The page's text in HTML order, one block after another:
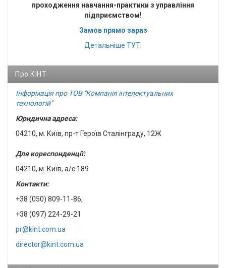
проходження навчання-практики з управління
підприємством!
Замов прямо зараз
Детальніше ТУТ
Про КІНТ
Інформація про ТОВ "Компанія інтелектуальних
технологій"
Юридична адреса:
04210, м. Київ, пр-т Героїв Сталінграду, 12Ж
Для кореспонденції:
04210, м. Київ, а/с 189
Контакти:
+38 (050) 809-11-86,
+38 (097) 224-29-21
pr@kint.com.ua
director@kint.com.ua